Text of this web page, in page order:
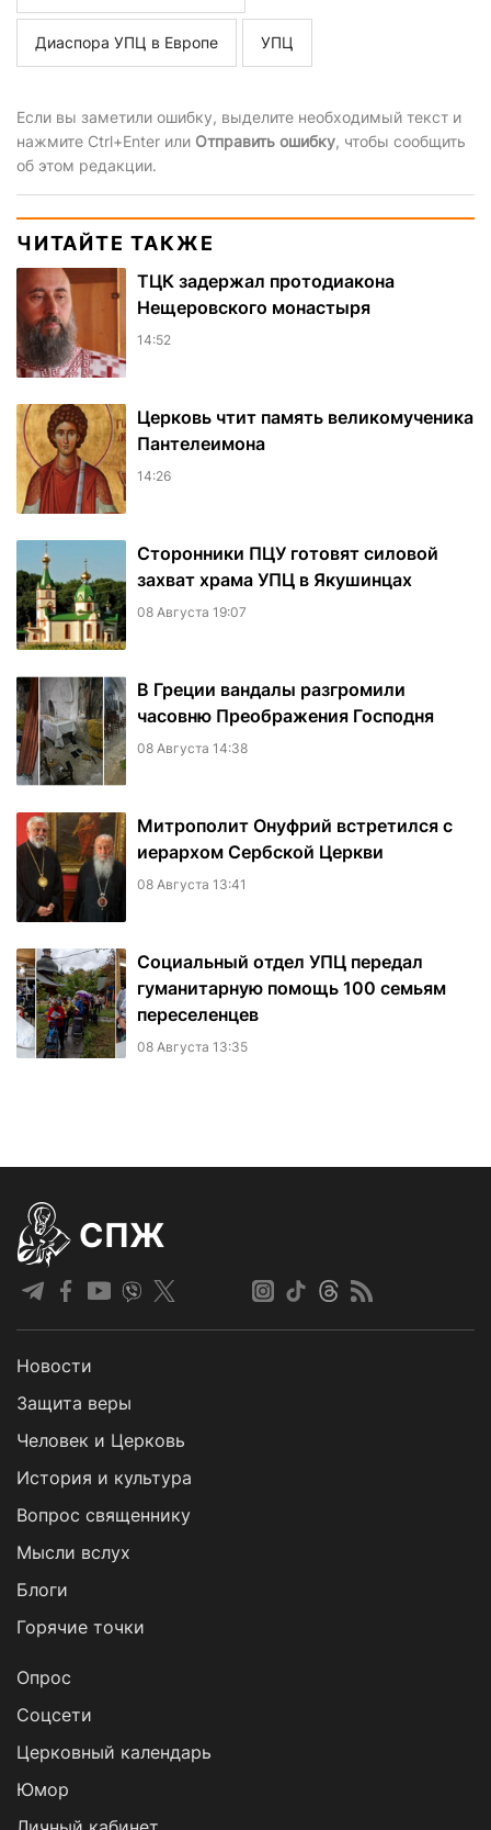
Диаспора УПЦ в Европе УПЦ
Если вы заметили ошибку, выделите необходимый текст и
нажмите Ctrl+Enter или Отправить ошибку, чтобы сообщить
об этом редакции.
ЧИТАЙТЕ ТАКЖЕ
ТЦК задержал протодиакона
Нещеровского монастыря
14:52
Церковь чтит память великомученика
Пантелеимона
14:26
Сторонники ПЦУ готовят силовой
захват храма УПЦ в Якушинцах
08 Августа 19:07
В Греции вандалы разгромили
часовню Преображения Господня
08 Августа 14:38
Митрополит Онуфрий встретился с
иерархом Сербской Церкви
08 Августа 13:41
Социальный отдел УПЦ передал
гуманитарную помощь 100 семьям
переселенцев
08 Августа 13:35
СПЖ
Новости
Защита веры
Человек и Церковь
История и культура
Вопрос священнику
Мысли вслух
Блоги
Горячие точки
Опрос
Cоцсети
Церковный календарь
Юмор